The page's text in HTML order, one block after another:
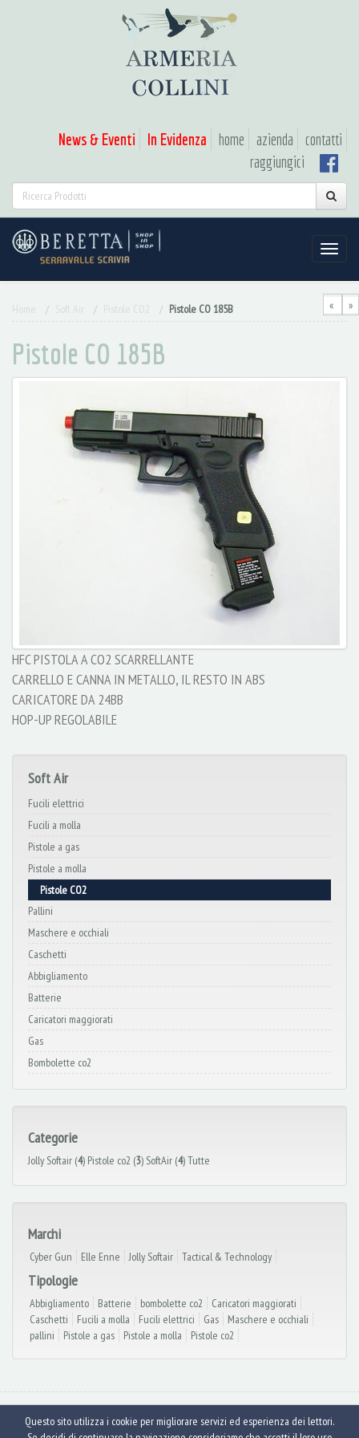
News & Eventi In Evidenza home azienda
contatti
raggiungici
Pistole CO 185B
Pistole CO 185B
« »
HFC PISTOLA A CO2 SCARRELLANTE
CARRELLO E CANNA IN METALLO, IL RESTO IN ABS
CARICATORE DA 24BB
HOP-UP REGOLABILE
Soft Air
Fucili elettrici
Fucili a molla
Pistole a gas
Pistole a molla
Pistole CO2
Pallini
Maschere e occhiali
Caschetti
Abbigliamento
Batterie
Caricatori maggiorati
Gas
Bombolette co2
Categorie
Jolly Softair (4) Pistole co2 (3) SoftAir (4)Tutte
Marchi
Cyber Gun Elle Enne Jolly Softair Tactical & Technology
Tipologie
Abbigliamento Batterie bombolette co2
Caricatori maggiorati
Caschetti
Fucili a molla Fucili elettrici Gas
Maschere e occhiali
pallini
Pistole a gas Pistole a molla Pistole co2
© Armeria Collini 2026- Via Berthoud, 121 Serravalle Scrivia (AL) - Tel. e Fax:
0143.68.61.40 - info@armeriacollini.it - P.iva 02622090062 -Cookies
Questo sito utilizza i cookie per migliorare servizi ed esperienza dei lettori.